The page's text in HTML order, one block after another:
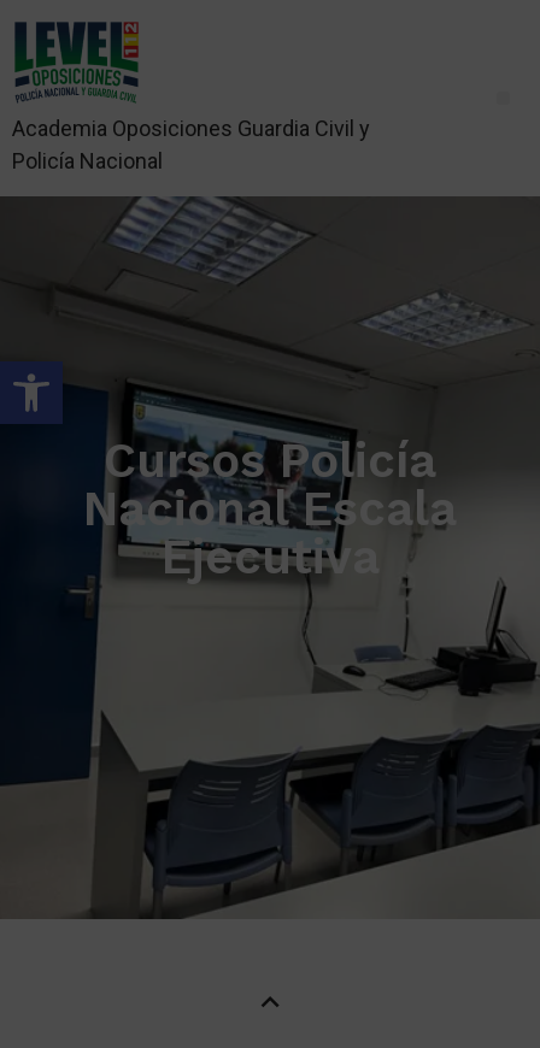
Abrir barra de herramientas
Academia Oposiciones Guardia Civil y
Policía Nacional
Cursos Policía
Nacional Escala
Ejecutiva